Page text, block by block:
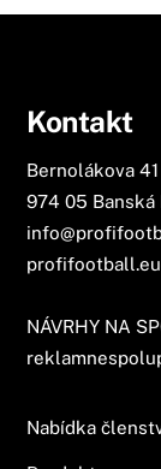
Kontakt
Bernolákova 41
974 05 Banská
NÁVRHY NA
Nabídka